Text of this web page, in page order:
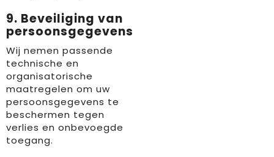
9. Beveiliging van
persoonsgegevens
Wij nemen passende
technische en
organisatorische
maatregelen om uw
persoonsgegevens te
beschermen tegen
verlies en onbevoegde
toegang.